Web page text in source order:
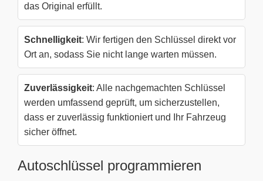
das Original erfüllt.
Schnelligkeit: Wir fertigen den Schlüssel direkt vor
Ort an, sodass Sie nicht lange warten müssen.
Zuverlässigkeit: Alle nachgemachten Schlüssel
werden umfassend geprüft, um sicherzustellen,
dass er zuverlässig funktioniert und Ihr Fahrzeug
sicher öffnet.
Autoschlüssel programmieren